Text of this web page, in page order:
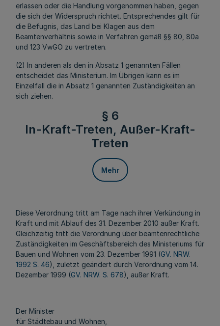
erlassen oder die Handlung vorgenommen haben, gegen
die sich der Widerspruch richtet. Entsprechendes gilt für
die Befugnis, das Land bei Klagen aus dem
Beamtenverhältnis sowie in Verfahren gemäß §§ 80, 80a
und 123 VwGO zu vertreten.
(2) In anderen als den in Absatz 1 genannten Fällen
entscheidet das Ministerium. Im Übrigen kann es im
Einzelfall die in Absatz 1 genannten Zuständigkeiten an
sich ziehen.
§ 6
In-Kraft-Treten, Außer-Kraft-
Treten
Mehr
Diese Verordnung tritt am Tage nach ihrer Verkündung in
Kraft und mit Ablauf des 31. Dezember 2010 außer Kraft.
Gleichzeitig tritt die Verordnung über beamtenrechtliche
Zuständigkeiten im Geschäftsbereich des Ministeriums für
Bauen und Wohnen vom 23. Dezember 1991 (GV. NRW.
1992 S. 46), zuletzt geändert durch Verordnung vom 14.
Dezember 1999 (GV. NRW. S. 678), außer Kraft.
Der Minister
für Städtebau und Wohnen,